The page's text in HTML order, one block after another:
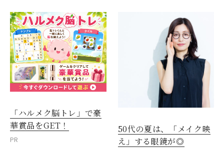
「ハルメク脳トレ」で豪
華賞品をGET！
PR
50代の夏は、「メイク映
え」する眼鏡が◎